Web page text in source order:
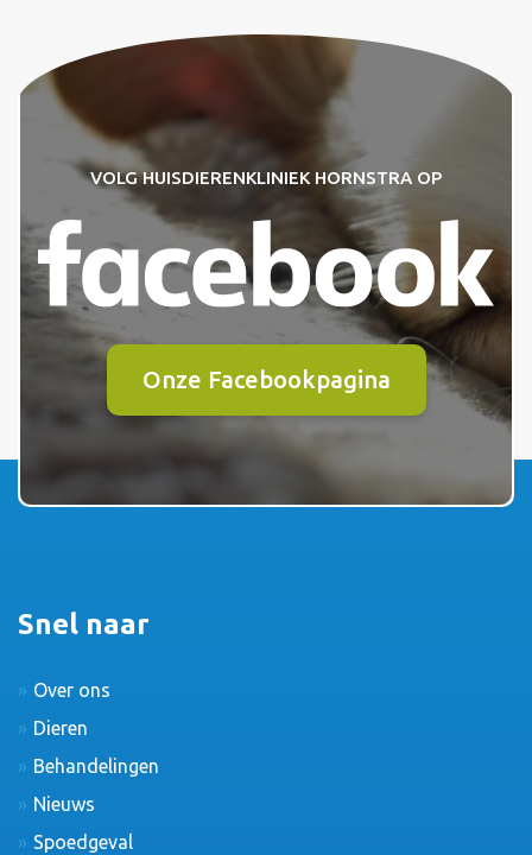
VOLG HUISDIERENKLINIEK HORNSTRA OP
Onze Facebookpagina
Snel naar
Over ons
Dieren
Behandelingen
Nieuws
Spoedgeval